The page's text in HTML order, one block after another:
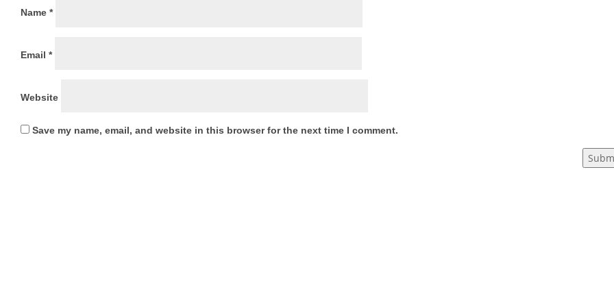
Name *
Email *
Website
Save my name, email, and website in this browser for the next time I comment.